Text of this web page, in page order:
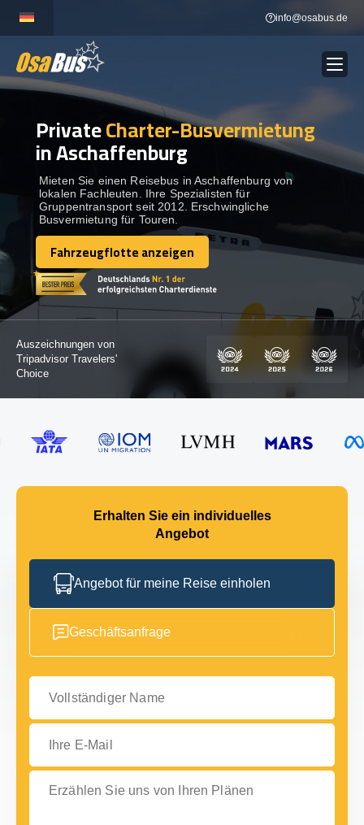
content
info@osabus.de
BUSVERMIETUNG Show dropdown
REISEZIELE Show dropdown
FLOTTE
KONTAKTIEREN SIE UNS
KONTAKTIEREN SIE UNS
PrivateCharter-Busvermietung
in Aschaffenburg
Mieten Sie einen Reisebus in Aschaffenburg von
lokalen Fachleuten. Ihre Spezialisten für
Gruppentransport seit 2012. Erschwingliche
Busvermietung für Touren.
Fahrzeugflotte anzeigen
Fahrzeugflotte anzeigen
Auszeichnungen von
Tripadvisor Travelers'
Choice
Erhalten Sie ein individuelles
Angebot
Angebot für meine Reise einholen
Geschäftsanfrage
Vollständiger Name
Ihre E-Mail
Erzählen Sie uns von Ihren Plänen